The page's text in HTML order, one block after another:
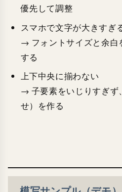
優先して調整
スマホで文字が大きすぎ
→ フォントサイズと余白
する
上下中央に揃わない
→ 子要素をいじりすぎず
せ）を作る